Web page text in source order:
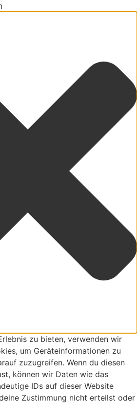
zu bieten, verwenden wir
um Geräteinformationen zu
zuzugreifen. Wenn du diesen
können wir Daten wie das
IDs auf dieser Website
Zustimmung nicht erteilst oder